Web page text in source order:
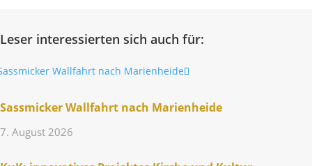
Leser interessierten sich auch für:
Sass­mi­cker Wall­fahrt nach Marienheide
7. August 2026